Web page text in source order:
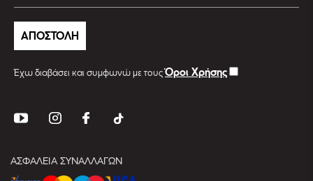
ΑΠΟΣΤΟΛΗ
Έχω διαβάσει και συμφωνώ με τουςΌροι Χρήσης
ΑΣΦΑΛΕΙΑ ΣΥΝΑΛΛΑΓΩΝ